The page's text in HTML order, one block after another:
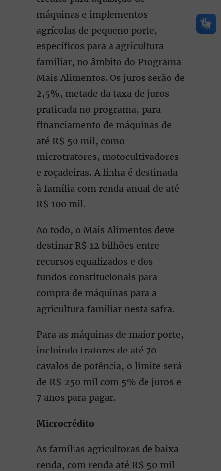
máquinas e implementos
agrícolas de pequeno porte,
específicos para a agricultura
familiar, no âmbito do Programa
Mais Alimentos. Os juros serão de
2,5%, metade da taxa de juros
praticada no programa, para
financiamento de máquinas de
até R$ 50 mil, como
microtratores, motocultivadores
e roçadeiras. A linha é destinada
à família com renda anual de até
R$ 100 mil.
Ao todo, o Mais Alimentos deve
destinar R$ 12 bilhões entre
recursos equalizados e dos
fundos constitucionais para
compra de máquinas para a
agricultura familiar nesta safra.
Para as máquinas de maior porte,
incluindo tratores de até 70
cavalos de potência, o limite será
de R$ 250 mil com 5% de juros e
7 anos para pagar.
Microcrédito
As famílias agricultoras de baixa
renda, com renda até R$ 50 mil